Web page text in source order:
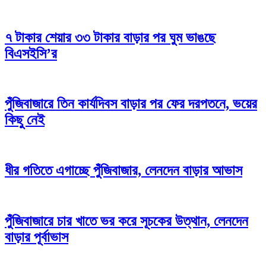
৭ টাকার শেয়ার ৩৩ টাকার বাড়ার পর ঘুম ভাঙছে
বিএসইসি’র
পুঁজিবাজারে তিন কার্যদিবস বাড়ার পর ফের দরপতনে, ভয়ের
কিছু নেই
ধীর গতিতে এগাচ্ছে পুঁজিবাজার, লেনদেন বাড়ার আভাস
পুঁজিবাজারে চার খাতে ভর করে সূচকের উত্থান, লেনদেন
বাড়ার পূর্বাভাস